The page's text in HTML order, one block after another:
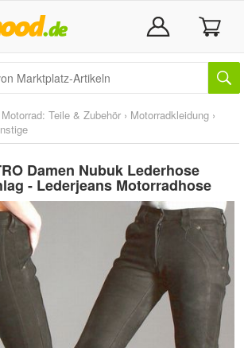
Motorrad: Teile & Zubehör › Motorradkleidung ›
Damen Nubuk Lederhose
- Lederjeans Motorradhose